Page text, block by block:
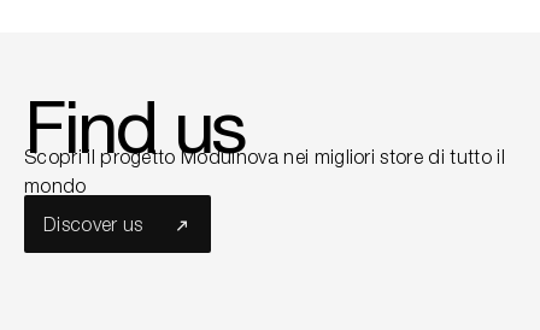
Find us
Scopri il progetto Modulnova nei migliori store di tutto il
mondo
Discover us